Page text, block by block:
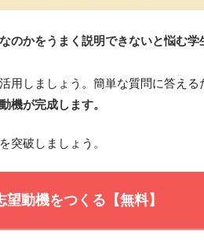
のかをうまく説明できないと悩む学
用しましょう。簡単な質問に答える
機が完成します。
突破しましょう。
望動機をつくる【無料】